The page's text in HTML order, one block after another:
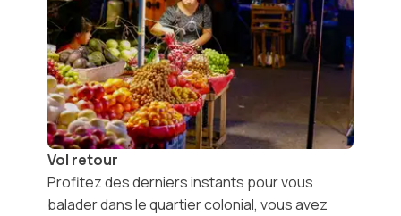
Vol retour
Profitez des derniers instants pour vous
balader dans le quartier colonial, vous avez